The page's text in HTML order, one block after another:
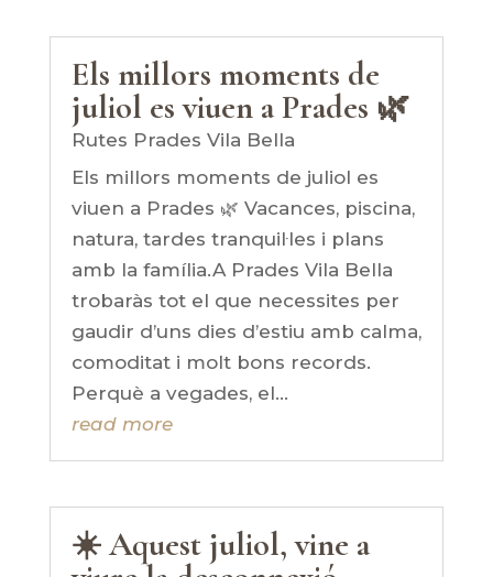
Els millors moments de
juliol es viuen a Prades 🌿
Rutes Prades Vila Bella
Els millors moments de juliol es
viuen a Prades 🌿 Vacances, piscina,
natura, tardes tranquil·les i plans
amb la família.A Prades Vila Bella
trobaràs tot el que necessites per
gaudir d’uns dies d’estiu amb calma,
comoditat i molt bons records.
Perquè a vegades, el...
read more
☀️ Aquest juliol, vine a